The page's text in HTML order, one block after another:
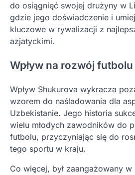
do osiągnięć swojej drużyny w
gdzie jego doświadczenie i
kluczowe w rywalizacji z
azjatyckimi.
Wpływ na rozwój
Wpływ Shukurova wykracza
wzorem do naśladowania dla
Uzbekistanie. Jego historia
wielu młodych zawodników do
futbolu, przyczyniając się do
tego sportu w kraju.
Co więcej, był zaangażowany